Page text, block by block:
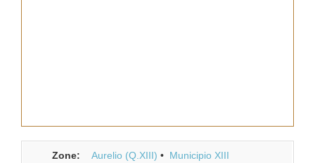
Zone: Aurelio (Q.XIII) Municipio XIII